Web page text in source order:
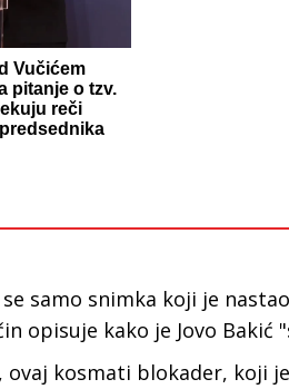
Vučićem
pitanje o tzv.
reči
samo snimka koji je
opisuje kako je Jovo Bakić
ovaj kosmati blokader, koji